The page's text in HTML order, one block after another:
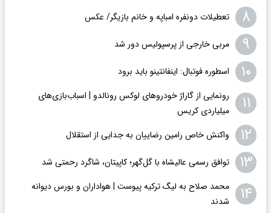
۸ تعطیلات دونفره امباپه و خانم بازیگر/ عکس
۹ مربی خارجی از پرسپولیس دور شد
۱۰ اسطوره فوتبال: اینفانتینو باید برود
۱۱
رونمایی از گاراژ خودروهای لوکس رونالدو | اسباب‌‌بازی‌های
میلیاردی کریس
۱۲ واکنش خاص رامین رضاییان به جدایی از استقلال
۱۳ توافق رسمی عالیشاه با گل‌گهر؛ کاپیتان، شاگرد رحمتی شد
۱۴
محمد صلاح به لیگ ترکیه پیوست | هواداران و بورس دیوانه
شدند